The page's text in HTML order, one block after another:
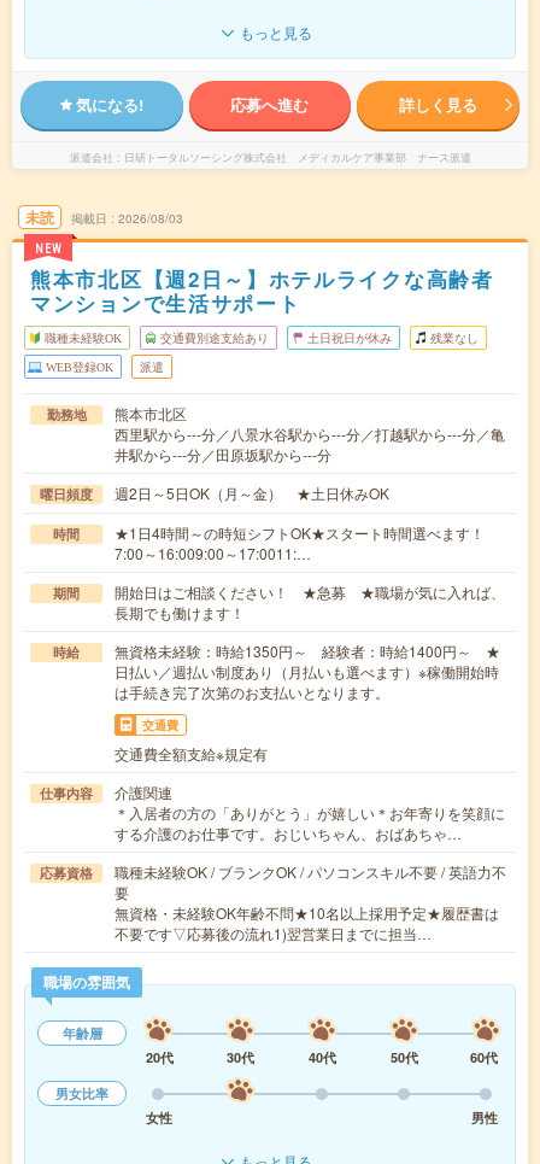
もっと見る
気になる! 応募へ進む 詳しく見る
派遣会社 日研トータルソーシング株式会社 メディカルケア事業部 ナース派遣
未読
NEW
掲載日 2026/08/03
熊本市北区【週2日～】ホテルライクな高齢者
マンションで生活サポート
職種未経験OK 交通費別途支給あり 土日祝日が休み 残業なし
WEB登録OK 派遣
勤務地
熊本市北区
西里駅から---分／八景水谷駅から---分／打越駅から---分／亀
井駅から---分／田原坂駅から---分
曜日頻度 週2日～5日OK（月～金） ★土日休みOK
時間
★1日4時間～の時短シフトOK★スタート時間選べます！
7:00～16:009:00～17:0011:…
期間
開始日はご相談ください！ ★急募 ★職場が気に入れば、
長期でも働けます！
時給
無資格未経験：時給1350円～ 経験者：時給1400円～ ★
日払い／週払い制度あり（月払いも選べます）※稼働開始時
は手続き完了次第のお支払いとなります。
交通費
交通費全額支給※規定有
仕事内容
介護関連
＊入居者の方の「ありがとう」が嬉しい＊お年寄りを笑顔に
する介護のお仕事です。おじいちゃん、おばあちゃ…
応募資格
職種未経験OK / ブランクOK / パソコンスキル不要 / 英語力不
要
無資格・未経験OK年齢不問★10名以上採用予定★履歴書は
不要です▽応募後の流れ1)翌営業日までに担当…
職場の雰囲気
年齢層
20代
30代 40代 50代
60代
男女比率
女性
男性